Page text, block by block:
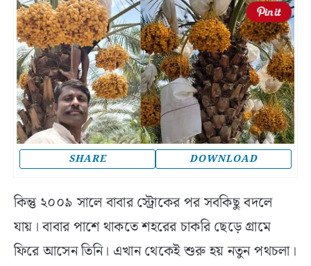
SHARE DOWNLOAD
কিন্তু ২০০৯ সালে বাবার স্ট্রোকের পর সবকিছু বদলে
যায়। বাবার পাশে থাকতে শহরের চাকরি ছেড়ে গ্রামে
ফিরে আসেন তিনি। এখান থেকেই শুরু হয় নতুন পথচলা।